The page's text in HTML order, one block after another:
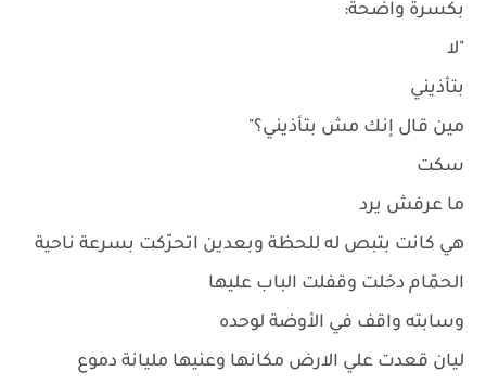
بكسرة واضحة:
"لا
بتأذيني
مين قال إنك مش بتأذيني؟"
سكت
ما عرفش يرد
هي كانت بتبص له للحظة وبعدين اتحرّكت بسرعة ناحية
الحمّام دخلت وقفلت الباب عليها
وسابته واقف في الأوضة لوحده
ليان قعدت علي الارض مكانها وعنيها مليانة دموع